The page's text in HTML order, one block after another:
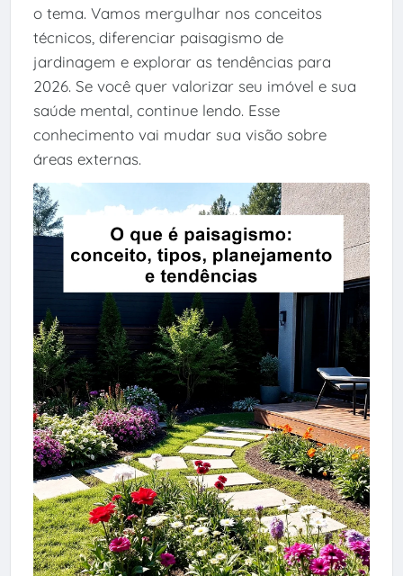
o tema. Vamos mergulhar nos conceitos
técnicos, diferenciar paisagismo de
jardinagem e explorar as tendências para
2026. Se você quer valorizar seu imóvel e sua
saúde mental, continue lendo. Esse
conhecimento vai mudar sua visão sobre
áreas externas.